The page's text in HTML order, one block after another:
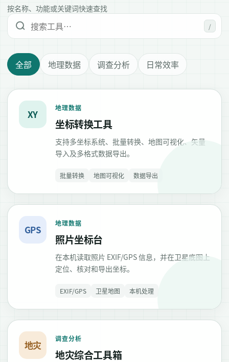
按名称、功能或关键词快速查找
/
全部 地理数据 调查分析 日常效率
XY
地理数据
坐标转换工具
支持多坐标系统、批量转换、地图可视化、矢量
导入及多格式数据导出。
批量转换 地图可视化 数据导出
GPS
地理数据
照片坐标台
在本机读取照片 EXIF/GPS 信息，并在卫星底图上
定位、核对和导出坐标。
EXIF/GPS 卫星地图 本机处理
地灾
调查分析
地灾综合工具箱